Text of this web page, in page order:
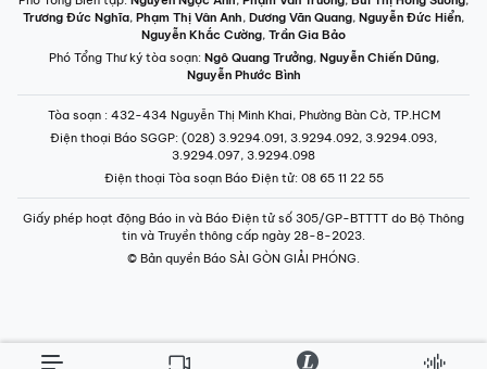
Trương Đức Nghĩa, Phạm Thị Vân Anh, Dương Văn Quang, Nguyễn Đức Hiển,
Nguyễn Khắc Cường, Trần Gia Bảo
Phó Tổng Thư ký tòa soạn: Ngô Quang Trưởng, Nguyễn Chiến Dũng,
Nguyễn Phước Bình
Tòa soạn : 432-434 Nguyễn Thị Minh Khai, Phường Bàn Cờ, TP.HCM
Điện thoại Báo SGGP: (028) 3.9294.091, 3.9294.092, 3.9294.093,
3.9294.097, 3.9294.098
Điện thoại Tòa soạn Báo Điện tử: 08 65 11 22 55
Giấy phép hoạt động Báo in và Báo Điện tử số 305/GP-BTTTT do Bộ Thông
tin và Truyền thông cấp ngày 28-8-2023.
© Bản quyền Báo SÀI GÒN GIẢI PHÓNG.